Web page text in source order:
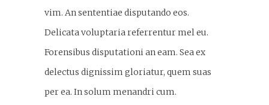
vim. An sententiae disputando eos.
Delicata voluptaria referrentur mel eu.
Forensibus disputationi an eam. Sea ex
delectus dignissim gloriatur, quem suas
per ea. In solum menandri cum.